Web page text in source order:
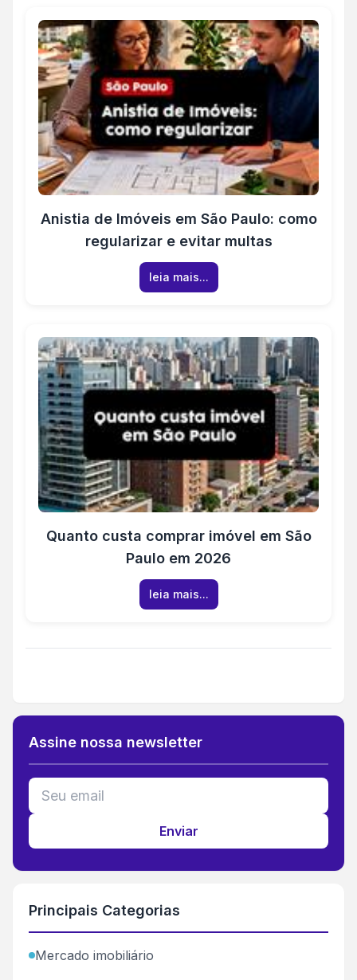
Anistia de Imóveis em São Paulo: como
regularizar e evitar multas
leia mais...
Quanto custa comprar imóvel em São
Paulo em 2026
leia mais...
Assine nossa newsletter
Enviar
Principais Categorias
Mercado imobiliário